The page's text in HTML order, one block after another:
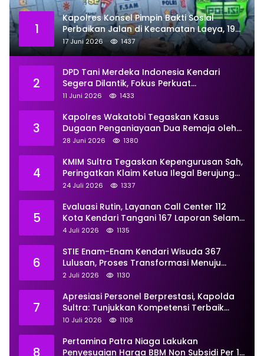
1
Kapolres Konsel Pimpin Bakti Sosial
Perbaikan Jalan di Kecamatan Laeya, 19
Titik Rusak Siap Ditambal
17 Juni 2026 1437
2
DPD Tani Merdeka Indonesia Kendari
Segera Dilantik, Fokus Perkuat
Pemberdayaan
11 Juni 2026 1433
3
Kapolres Wakatobi Tegaskan Kasus
Dugaan Penganiayaan Dua Remaja oleh
Dua Anggota Ditangani Secara
28 Juni 2026 1380
4
KMIM Sultra Tegaskan Kepengurusan Sah,
Peringatkan Klaim Ketua Ilegal Berujung
Proses Hukum
24 Juli 2026 1337
5
Evaluasi Rutin, Layanan Call Center 112
Kota Kendari Tangani 167 Laporan Selama
Juni
4 Juli 2026 1135
6
STIE Enam-Enam Kendari Wisuda 367
Lulusan, Proses Transformasi Menuju
Universitas Resmi Diterima
2 Juli 2026 1130
7
Apresiasi Personel Berprestasi, Kapolda
Sultra: Tunjukkan Kompetensi Terbaik
untuk Masyarakat
10 Juli 2026 1108
8
Pertamina Patra Niaga Lakukan
Penyesuaian Harga BBM Non Subsidi Per 1